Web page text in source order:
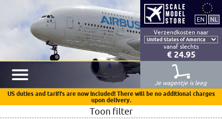
Verzendkosten naar
vanaf slechts
€ 24.95
Je wagentje is leeg
US duties and tariffs are now included! There will be no additional charges
upon delivery.
Toon filter